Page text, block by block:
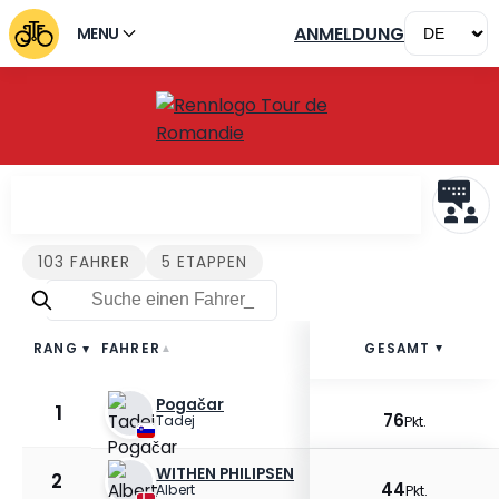
MENU ANMELDUNG
Fahrer Tour de Romandie
103 FAHRER 5 ETAPPEN
RANG ▲ FAHRER ▲ VORWORT▲
GESAMT ▲
1 Pogačar
Tadej 9Pkt.
76Pkt.
2 WITHEN PHILIPSEN
Albert 8Pkt.
44Pkt.